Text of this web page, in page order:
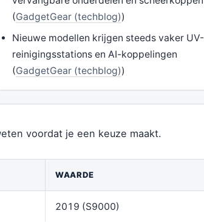
(GadgetGear (techblog))
Nieuwe modellen krijgen steeds vaker UV-
reinigingsstations en AI-koppelingen
(GadgetGear (techblog))
voordat je een keuze maakt.
WAARDE
2019 (S9000)